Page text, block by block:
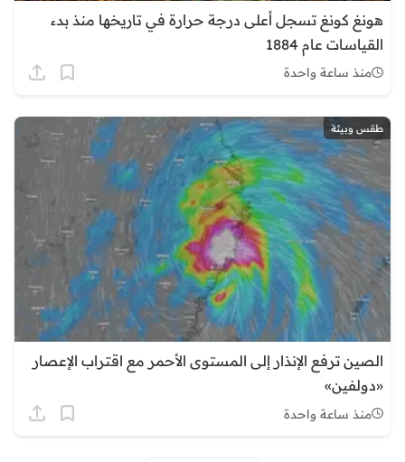
هونغ كونغ تسجل أعلى درجة حرارة في تاريخها منذ بدء
القياسات عام 1884
منذ ساعة واحدة
طقس وبيئة
الصين ترفع الإنذار إلى المستوى الأحمر مع اقتراب الإعصار
«دولفين»
منذ ساعة واحدة